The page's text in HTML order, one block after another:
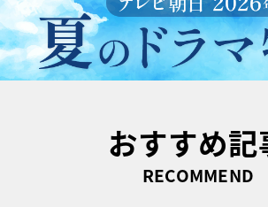
おすすめ記
RECOMMEND